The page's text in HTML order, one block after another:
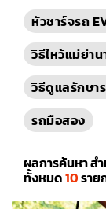
หัวชาร์จรถ
วิธีไหว้แม่ย่าน
วิธีดูแลรักษา
รถมือสอง
ผลการค้นหา ส
ทั้งหมด10ราย